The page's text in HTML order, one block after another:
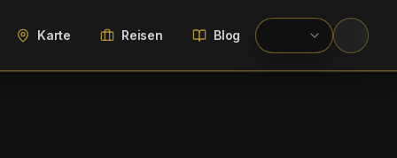
Karte Reisen Blog